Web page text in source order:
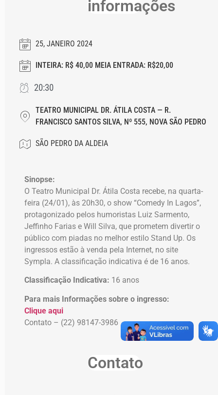
informações
25, JANEIRO 2024
INTEIRA: R$ 40,00 MEIA ENTRADA: R$20,00
20:30
TEATRO MUNICIPAL DR. ÁTILA COSTA — R.
FRANCISCO SANTOS SILVA, Nº 555, NOVA SÃO PEDRO
SÃO PEDRO DA ALDEIA
Sinopse:
O Teatro Municipal Dr. Átila Costa recebe, na quarta-
feira (24/01), às 20h30, o show “Comedy In Lagos”,
protagonizado pelos humoristas Luiz Sarmento,
Jeffinho Farias e Will Silva, que prometem divertir o
público com piadas no melhor estilo Stand Up. Os
ingressos estão à venda pela Internet, no site
Sympla. A classificação indicativa é de 16 anos.
Classificação Indicativa: 16 anos
Para mais Informações sobre o ingresso:
Clique aqui
Contato – (22) 98147-3986
Contato